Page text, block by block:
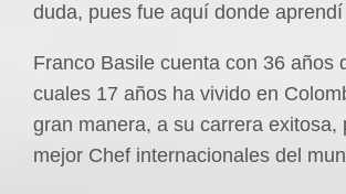
duda, pues fue aquí donde
Franco Basile cuenta con 36 años
cuales 17 años ha vivido en
gran manera, a su carrera
mejor Chef internacionales del